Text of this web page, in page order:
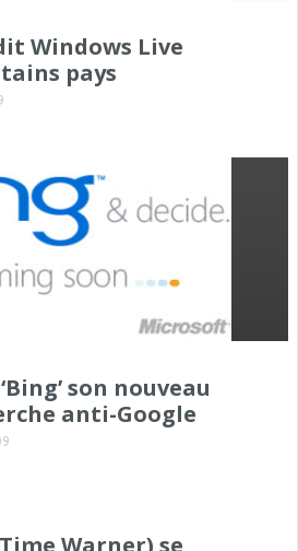
Windows Live
pays
son nouveau
anti-Google
Warner) se